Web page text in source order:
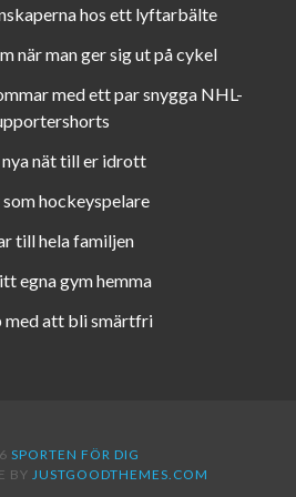
hos ett lyftarbälte
när man ger sig ut på cykel
med ett par snygga NHL-
nät till er idrott
som hockeyspelare
till hela familjen
egna gym hemma
med att bli smärtfri
SPORTEN FÖR DIG
BY JUSTGOODTHEMES.COM